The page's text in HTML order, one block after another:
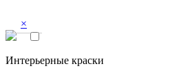
×
Интерьерные краски